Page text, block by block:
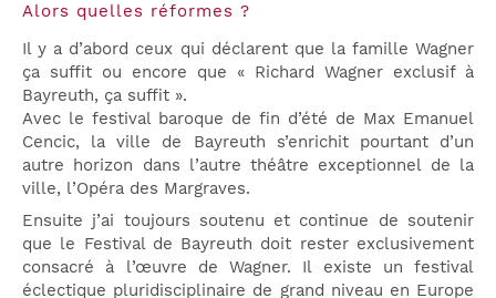
Alors quelles réformes ?
Il y a d’abord ceux qui déclarent que la famille Wagner
ça suffit ou encore que « Richard Wagner exclusif à
Bayreuth, ça suffit ».
Avec le festival baroque de fin d’été de Max Emanuel
Cencic, la ville de Bayreuth s’enrichit pourtant d’un
autre horizon dans l’autre théâtre exceptionnel de la
ville, l’Opéra des Margraves.
Ensuite j’ai toujours soutenu et continue de soutenir
que le Festival de Bayreuth doit rester exclusivement
consacré à l’œuvre de Wagner. Il existe un festival
éclectique pluridisciplinaire de grand niveau en Europe